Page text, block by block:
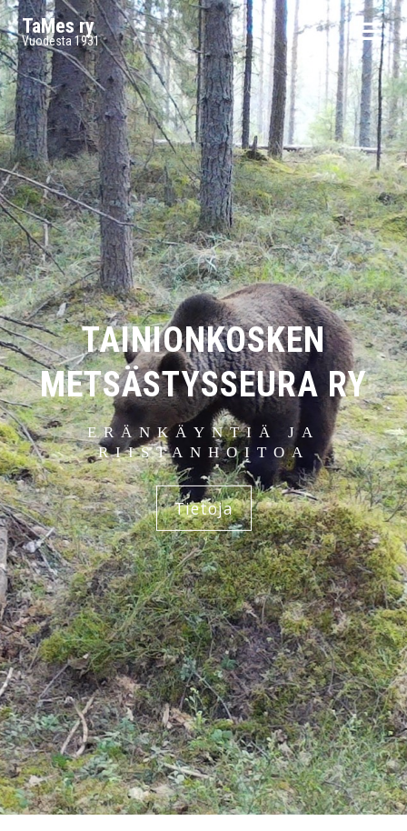
TaMes ry
Vuodesta 1931
TAINIONKOSKEN
METSÄSTYSSEURA RY
ERÄNKÄYNTIÄ JA
RIISTANHOITOA
Tietoja